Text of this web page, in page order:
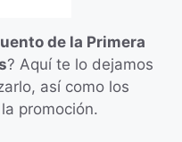
de la Primera
? Aquí te lo dejamos
así como los
promoción.